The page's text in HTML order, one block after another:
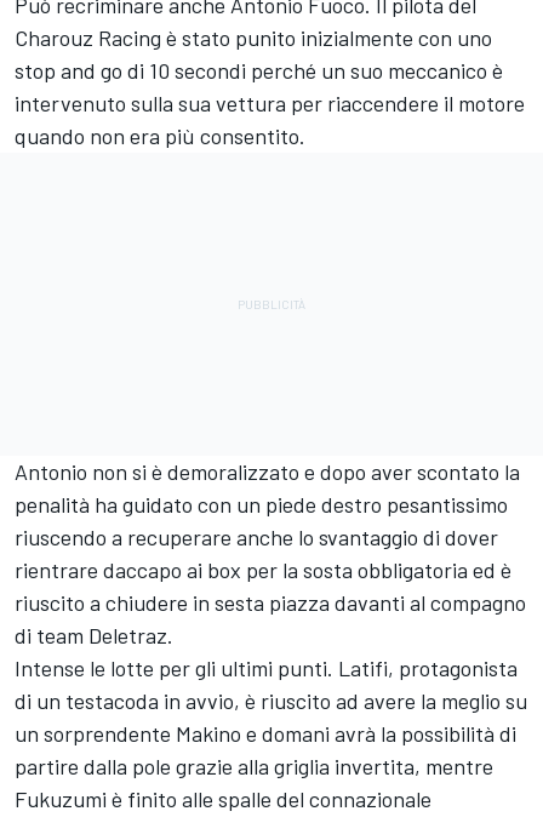
Charouz Racing è stato punito inizialmente con uno
stop and go di 10 secondi perché un suo meccanico è
intervenuto sulla sua vettura per riaccendere il motore
quando non era più consentito.
Antonio non si è demoralizzato e dopo aver scontato la
penalità ha guidato con un piede destro pesantissimo
riuscendo a recuperare anche lo svantaggio di dover
rientrare daccapo ai box per la sosta obbligatoria ed è
riuscito a chiudere in sesta piazza davanti al compagno
di team Deletraz.
Intense le lotte per gli ultimi punti. Latifi, protagonista
di un testacoda in avvio, è riuscito ad avere la meglio su
un sorprendente Makino e domani avrà la possibilità di
partire dalla pole grazie alla griglia invertita, mentre
Fukuzumi è finito alle spalle del connazionale